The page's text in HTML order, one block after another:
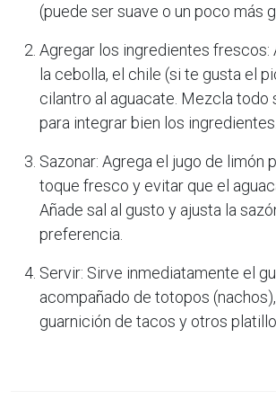
(puede ser suave o un poco más
Agregar los ingredientes frescos:
la cebolla, el chile (si te gusta el
cilantro al aguacate. Mezcla todo
para integrar bien los ingredientes.
Sazonar: Agrega el jugo de limón
toque fresco y evitar que el
Añade sal al gusto y ajusta la
preferencia.
Servir: Sirve inmediatamente el
acompañado de totopos
guarnición de tacos y otros